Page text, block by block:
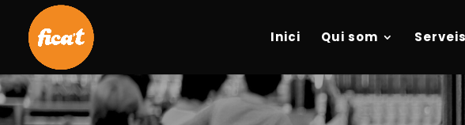
Inici Qui som Serveis